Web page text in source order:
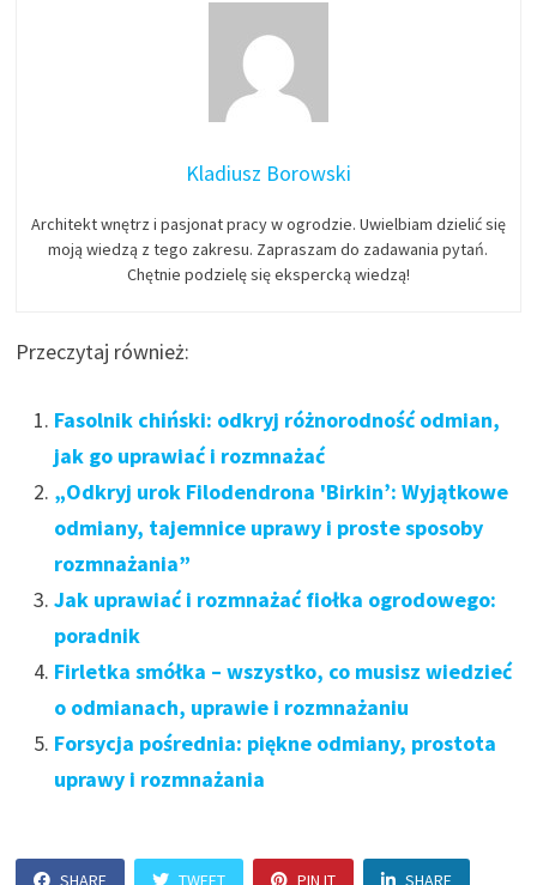
Kladiusz Borowski
Architekt wnętrz i pasjonat pracy w ogrodzie. Uwielbiam dzielić się
moją wiedzą z tego zakresu. Zapraszam do zadawania pytań.
Chętnie podzielę się ekspercką wiedzą!
Przeczytaj również:
Fasolnik chiński: odkryj różnorodność odmian,
jak go uprawiać i rozmnażać
„Odkryj urok Filodendrona 'Birkin’: Wyjątkowe
odmiany, tajemnice uprawy i proste sposoby
rozmnażania”
Jak uprawiać i rozmnażać fiołka ogrodowego:
poradnik
Firletka smółka – wszystko, co musisz wiedzieć
o odmianach, uprawie i rozmnażaniu
Forsycja pośrednia: piękne odmiany, prostota
uprawy i rozmnażania
SHARE TWEET PIN IT SHARE